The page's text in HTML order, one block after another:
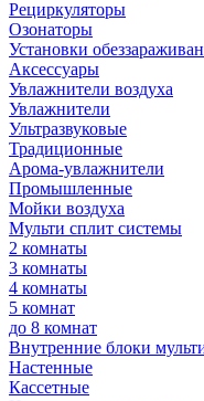
Рециркуляторы
Озонаторы
Установки
Аксессуары
Увлажнители воздуха
Увлажнители
Ультразвуковые
Традиционные
Арома-увлажнители
Промышленные
Мойки воздуха
Мульти сплит системы
2 комнаты
3 комнаты
4 комнаты
5 комнат
до 8 комнат
Внутренние блоки
Настенные
Кассетные